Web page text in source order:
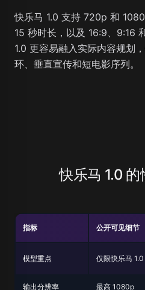
快乐马 1.0 支持 720p 和
15 秒时长，以及 16:9、9:16
1.0 更容易融入实际内容规划
环、垂直宣传和短电影序列。
快乐马 1.0
指标 公开可见细节
模型重点 仅限快乐马 1.0
输出分辨率 最高 1080p